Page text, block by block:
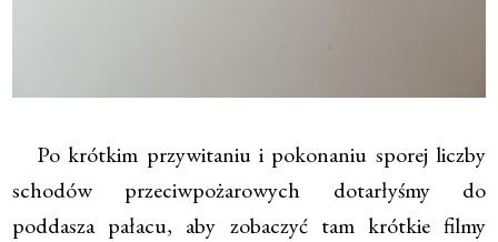
Po krótkim przywitaniu i pokonaniu sporej liczby
schodów przeciwpożarowych dotarłyśmy do
poddasza pałacu, aby zobaczyć tam krótkie filmy